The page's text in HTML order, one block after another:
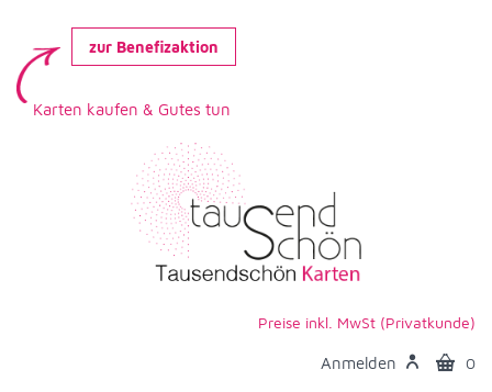
zur Benefizaktion
Karten kaufen & Gutes tun
Preise inkl. MwSt (Privatkunde)
Anmelden 0